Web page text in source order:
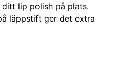
lip polish på plats.
läppstift ger det extra